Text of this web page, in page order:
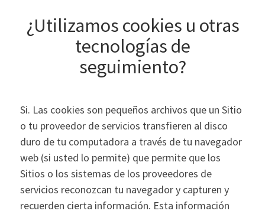
¿Utilizamos cookies u otras
tecnologías de
seguimiento?
Si. Las cookies son pequeños archivos que un Sitio
o tu proveedor de servicios transfieren al disco
duro de tu computadora a través de tu navegador
web (si usted lo permite) que permite que los
Sitios o los sistemas de los proveedores de
servicios reconozcan tu navegador y capturen y
recuerden cierta información. Esta información